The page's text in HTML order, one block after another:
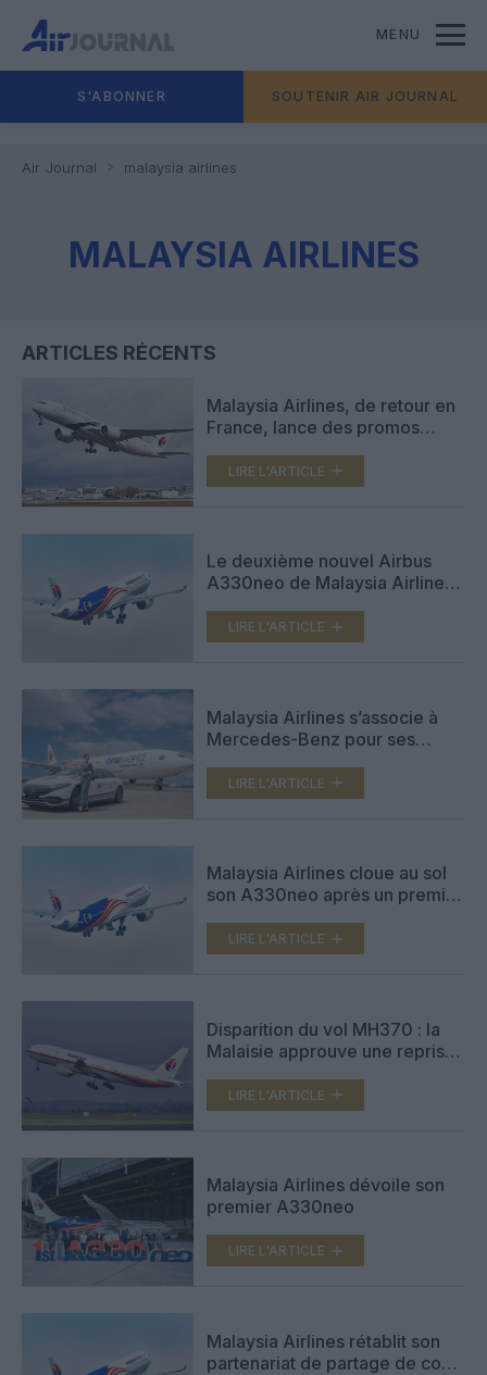
MENU
S'ABONNER SOUTENIR AIR JOURNAL
Air Journal malaysia airlines
MALAYSIA AIRLINES
ARTICLES RÉCENTS
Malaysia Airlines, de retour en
France, lance des promos
EstLIRE L'ARTICLE
Le deuxième nouvel Airbus
A330neo de Malaysia Airlines
LIRE L'ARTICLE
Malaysia Airlines s’associe à
Mercedes-Benz pour ses
LIRE L'ARTICLE
Malaysia Airlines cloue au sol
son A330neo après un premier
LIRE L'ARTICLE
Disparition du vol MH370 : la
Malaisie approuve une reprise
Indien
LIRE L'ARTICLE
Malaysia Airlines dévoile son
premier A330neo
LIRE L'ARTICLE
Malaysia Airlines rétablit son
partenariat de partage de code